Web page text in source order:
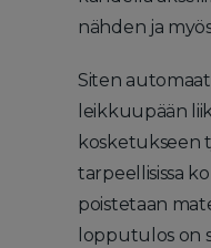
nähden ja
Siten
leikkuupään
kosketukseen
tarpeellisissa
poistetaan
lopputulos on